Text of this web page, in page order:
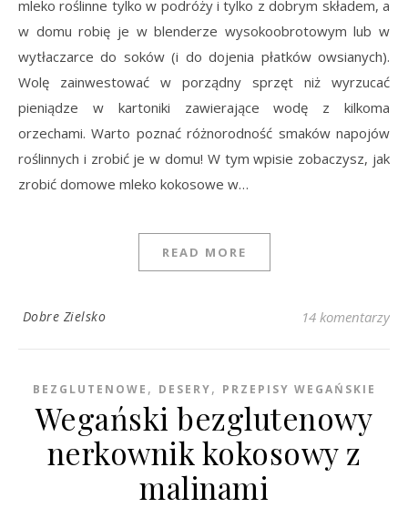
mleko roślinne tylko w podróży i tylko z dobrym składem, a
w domu robię je w blenderze wysokoobrotowym lub w
wytłaczarce do soków (i do dojenia płatków owsianych).
Wolę zainwestować w porządny sprzęt niż wyrzucać
pieniądze w kartoniki zawierające wodę z kilkoma
orzechami. Warto poznać różnorodność smaków napojów
roślinnych i zrobić je w domu! W tym wpisie zobaczysz, jak
zrobić domowe mleko kokosowe w…
READ MORE
Dobre Zielsko 14 komentarzy
BEZGLUTENOWE , DESERY, PRZEPISY WEGAŃSKIE
Wegański bezglutenowy
nerkownik kokosowy z
malinami